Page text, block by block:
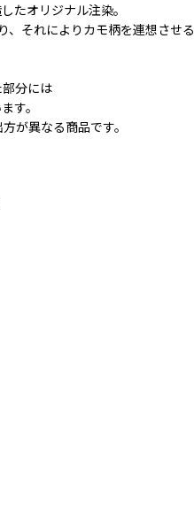
たオリジナル注染。
、それによりカモ柄を連想させる
分には
す。
が異なる商品です。